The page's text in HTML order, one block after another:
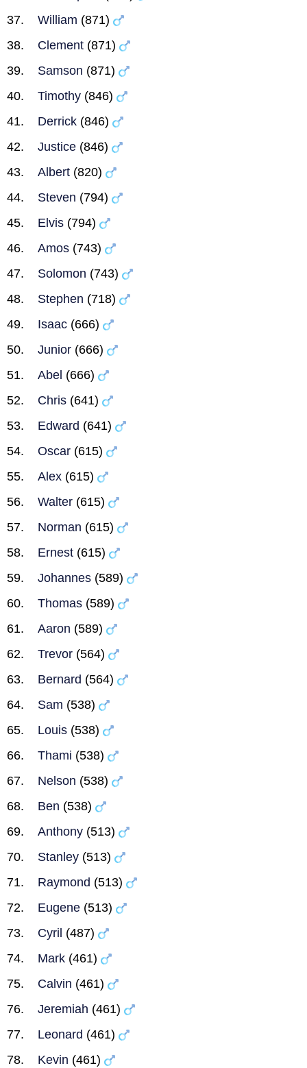
William (871)
Clement (871)
Samson (871)
Timothy (846)
Derrick (846)
Justice (846)
Albert (820)
Steven (794)
Elvis (794)
Amos (743)
Solomon (743)
Stephen (718)
Isaac (666)
Junior (666)
Abel (666)
Chris (641)
Edward (641)
Oscar (615)
Alex (615)
Walter (615)
Norman (615)
Ernest (615)
Johannes (589)
Thomas (589)
Aaron (589)
Trevor (564)
Bernard (564)
Sam (538)
Louis (538)
Thami (538)
Nelson (538)
Ben (538)
Anthony (513)
Stanley (513)
Raymond (513)
Eugene (513)
Cyril (487)
Mark (461)
Calvin (461)
Jeremiah (461)
Leonard (461)
Kevin (461)